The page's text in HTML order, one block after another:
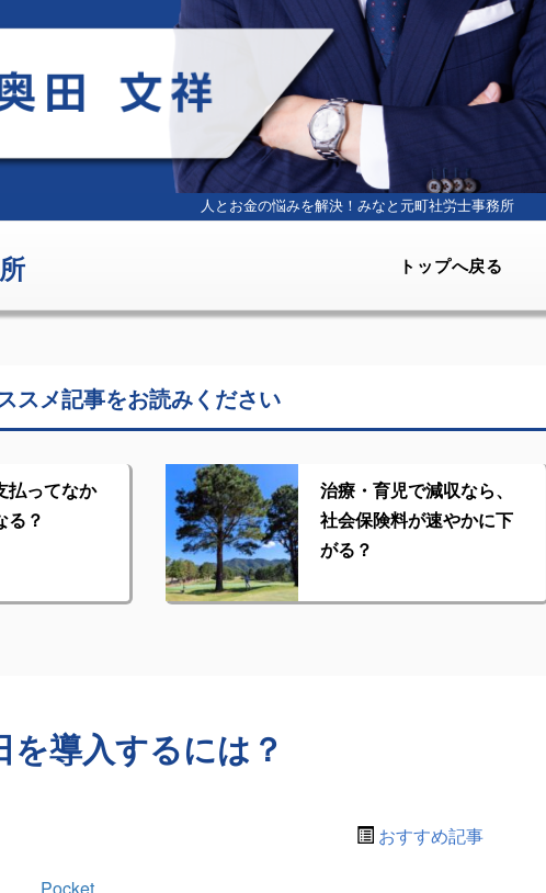
人とお金の悩みを解決！ みなと元町社労士事務所
トップへ戻る
スメ記事をお読みください
払ってなか
る？
治療・育児で減収なら、
社会保険料が速やかに下
がる？
を導入するには？
おすすめ記事
Pocket